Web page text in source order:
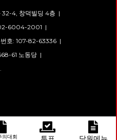
고 칭함이 당연하다. 그리고 인
류세의 가장 큰 특징과 결과는
대기중 온실가스 농도의 증가로
인한 변화일 것이다. 그리고 다
우리가 겪는 기후변화는 미증유
변을 의미한다. 너무 춥거나 너
무 더운 날이 늘어나고 자연재해
의 예측도 불가능해진다. <설국
마다 상황이 다르고, 그에 따라
으로 방역 과정의 통제, 국경의
한 지원에서 국가가 잘 보인다.
그러면, 우리에게 돌아온 국가는
어떤 모습으로 돌아왔을까? 가
정의 측면에서 확실히 국가는 선
도적으로 각종 조치를 시행하고
이를 이끌고 있다. 하지만, 그 바
32-4, 창덕빌딩 4층 |
6004-2001 |
번호: 107-82-63336 |
61 노동당 |
의대회